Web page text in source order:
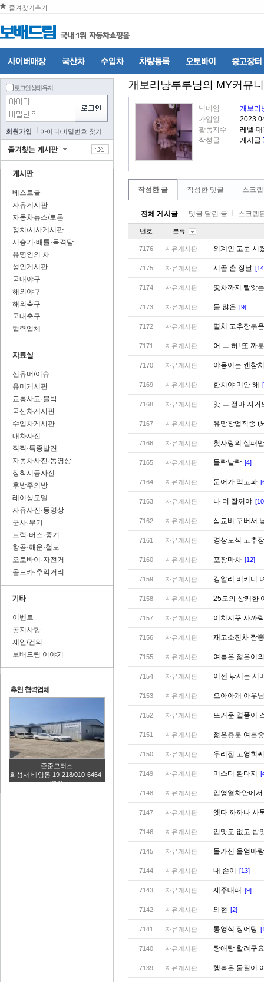
즐겨찾기추가
로그인 상태 유지
회원가입 아이디/비밀번호 찾기
베스트글
자유게시판
자동차뉴스/토론
정치/시사게시판
시승기·배틀·목격담
유명인의 차
성인게시판
국내야구
해외야구
해외축구
국내축구
협력업체
신유머/이슈
유머게시판
교통사고·블박
국산차게시판
수입차게시판
내차사진
직찍·특종발견
자동차사진·동영상
장착시공사진
후방주의방
레이싱모델
자유사진·동영상
군사·무기
트럭·버스·중기
항공·해운·철도
오토바이·자전거
올드카·추억거리
이벤트
공지사항
제안/건의
보배드림 이야기
준준모터스
화성서 배양동 19-218/010-6464-
8115
개보리냥루루님의 MY커뮤
닉네임
개보리
가입일
활동지수
레벨
작성글
게시글
작성한 글 작성한 댓글 스크
전체 게시글 댓글 달린 글 스크랩
번호 분류
7176 자유게시판 외계인 고문 시
7175 자유게시판 시골 촌 장날
7174 자유게시판 몇차까지 빨앗
7173 자유게시판 물 많은 [9]
7172 자유게시판 멸치 고추장볶
7171 자유게시판 어 ㅡ 허! 또 까
7170 자유게시판 야옹이는 캔참
7169 자유게시판 한치야 미안 해
7168 자유게시판 앗 ㅡ 절마 저
7167 자유게시판 유망창업직종 (
7166 자유게시판 첫사랑의 실패
7165 자유게시판 들락날락 [4]
7164 자유게시판 문어가 먹고파
7163 자유게시판 나 더 잘꺼야
7162 자유게시판 삼교비 꾸버서
7161 자유게시판 경상도식 고추
7160 자유게시판 포장마차 [12]
7159 자유게시판 강알리 비키니
7158 자유게시판 25도의 상쾌한
7157 자유게시판 이치지꾸 사까
7156 자유게시판 재고소진차 짬
7155 자유게시판 여름은 젊은이
7154 자유게시판 이젠 낚시는 시
7153 자유게시판 으아아개 아우
7152 자유게시판 뜨거운 열풍이
7151 자유게시판 젊은층분 여름
7150 자유게시판 우리집 고영희
7149 자유게시판 미스터 환타지
7148 자유게시판 입영열차안에서
7147 자유게시판 옛다 까까나 사
7146 자유게시판 입맛도 없고 밥
7145 자유게시판 돌가신 울엄마
7144 자유게시판 내 손이 [13]
7143 자유게시판 제주대패 [9]
7142 자유게시판 와현 [2]
7141 자유게시판 통영식 장어탕
7140 자유게시판 짱애탕 할려구
7139 자유게시판 행복은 물질이